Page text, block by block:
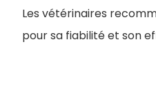
Les vétérinaires
pour sa fiabilité et son